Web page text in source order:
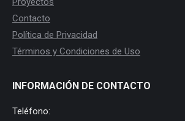
Contacto
Política de Privacidad
Términos y Condiciones de Uso
INFORMACIÓN DE CONTACTO
Teléfono: